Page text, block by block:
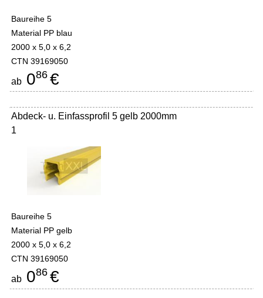
Baureihe 5
Material PP blau
2000 x 5,0 x 6,2
CTN 39169050
ab 086 €
Abdeck- u. Einfassprofil 5 gelb 2000mm
1
Baureihe 5
Material PP gelb
2000 x 5,0 x 6,2
CTN 39169050
ab 086 €